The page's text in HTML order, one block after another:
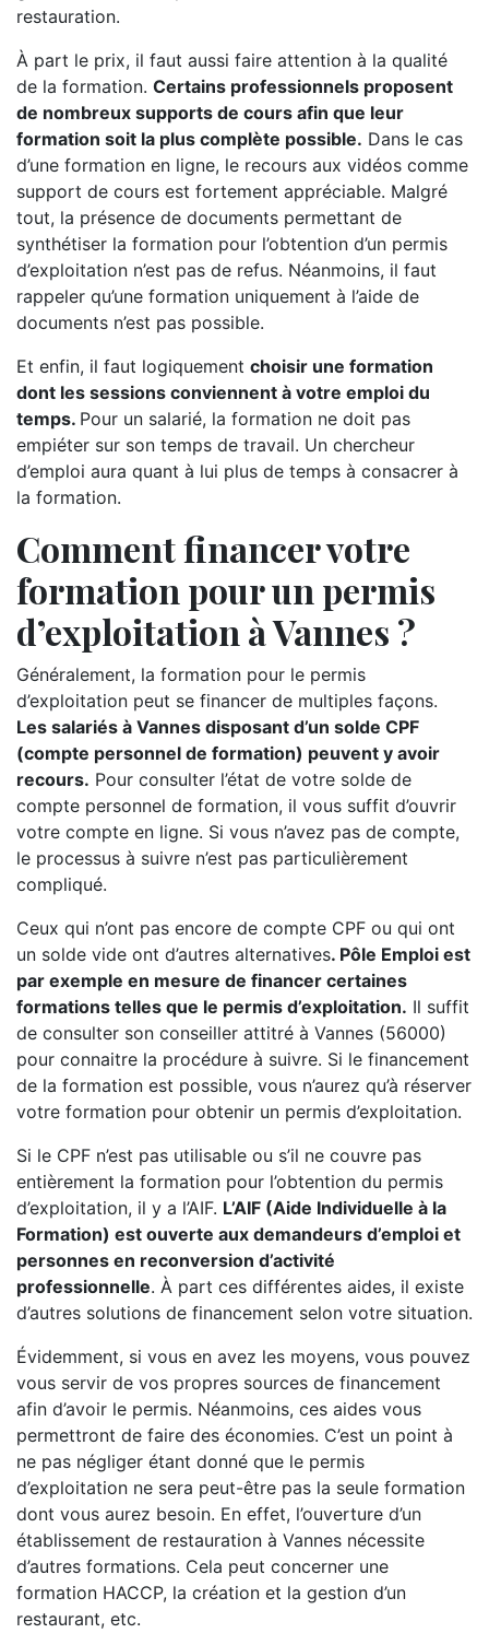
restauration.
À part le prix, il faut aussi faire attention à la qualité
de la formation. Certains professionnels proposent
de nombreux supports de cours afin que leur
formation soit la plus complète possible. Dans le cas
d’une formation en ligne, le recours aux vidéos comme
support de cours est fortement appréciable. Malgré
tout, la présence de documents permettant de
synthétiser la formation pour l’obtention d’un permis
d’exploitation n’est pas de refus. Néanmoins, il faut
rappeler qu’une formation uniquement à l’aide de
documents n’est pas possible.
Et enfin, il faut logiquement choisir une formation
dont les sessions conviennent à votre emploi du
temps. Pour un salarié, la formation ne doit pas
empiéter sur son temps de travail. Un chercheur
d’emploi aura quant à lui plus de temps à consacrer à
la formation.
Comment financer votre
formation pour un permis
d’exploitation à Vannes ?
Généralement, la formation pour le permis
d’exploitation peut se financer de multiples façons.
Les salariés à Vannes disposant d’un solde CPF
(compte personnel de formation) peuvent y avoir
recours. Pour consulter l’état de votre solde de
compte personnel de formation, il vous suffit d’ouvrir
votre compte en ligne. Si vous n’avez pas de compte,
le processus à suivre n’est pas particulièrement
compliqué.
Ceux qui n’ont pas encore de compte CPF ou qui ont
un solde vide ont d’autres alternatives. Pôle Emploi est
par exemple en mesure de financer certaines
formations telles que le permis d’exploitation. Il suffit
de consulter son conseiller attitré à Vannes (56000)
pour connaitre la procédure à suivre. Si le financement
de la formation est possible, vous n’aurez qu’à réserver
votre formation pour obtenir un permis d’exploitation.
Si le CPF n’est pas utilisable ou s’il ne couvre pas
entièrement la formation pour l’obtention du permis
d’exploitation, il y a l’AIF. L’AIF (Aide Individuelle à la
Formation) est ouverte aux demandeurs d’emploi et
personnes en reconversion d’activité
professionnelle. À part ces différentes aides, il existe
d’autres solutions de financement selon votre situation.
Évidemment, si vous en avez les moyens, vous pouvez
vous servir de vos propres sources de financement
afin d’avoir le permis. Néanmoins, ces aides vous
permettront de faire des économies. C’est un point à
ne pas négliger étant donné que le permis
d’exploitation ne sera peut-être pas la seule formation
dont vous aurez besoin. En effet, l’ouverture d’un
établissement de restauration à Vannes nécessite
d’autres formations. Cela peut concerner une
formation HACCP, la création et la gestion d’un
restaurant, etc.